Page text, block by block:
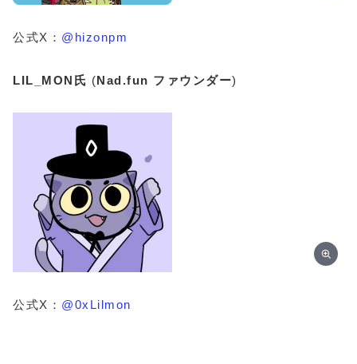
公式X： @hizonpm
LIL_MON氏 (Nad.fun ファウンダー)
公式X： @0xLilmon